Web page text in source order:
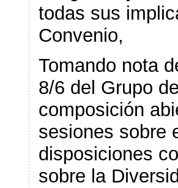
todas sus
Convenio,
Tomando nota
8/6 del Grupo
composición
sesiones sobre
disposiciones
sobre la